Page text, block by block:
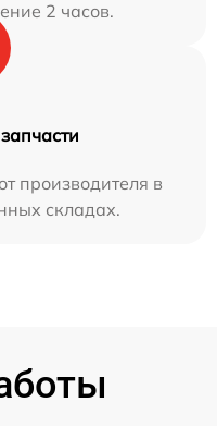
2 часов.
производителя в
складах.